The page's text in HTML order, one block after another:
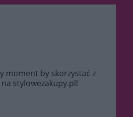
moment by skorzystać z
stylowezakupy.pl!